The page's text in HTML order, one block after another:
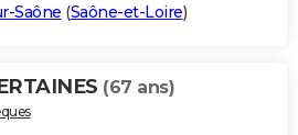
Saône (Saône-et-Loire)
(67 ans)